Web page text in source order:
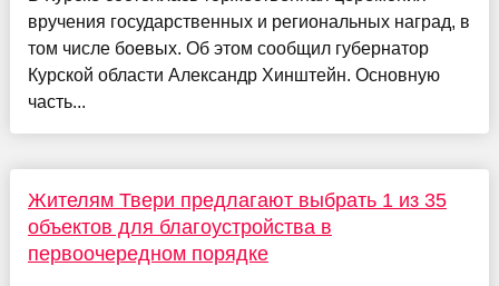
вручения государственных и региональных наград, в
том числе боевых. Об этом сообщил губернатор
Курской области Александр Хинштейн. Основную
часть...
Жителям Твери предлагают выбрать 1 из 35
объектов для благоустройства в
первоочередном порядке